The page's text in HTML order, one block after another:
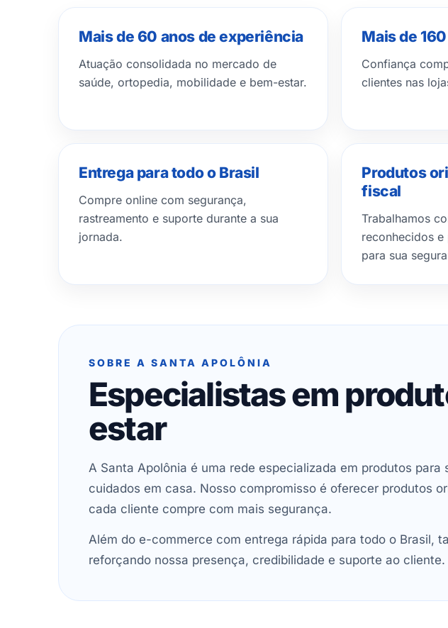
Mais de 60 anos de experiência
Atuação consolidada no mercado de
saúde, ortopedia, mobilidade e bem-estar.
Mais de
Confiança
clientes nas
Entrega para todo o Brasil
Compre online com segurança,
rastreamento e suporte durante a sua
jornada.
Produtos
fiscal
Trabalhamos
reconhecidos
para sua
SOBRE A SANTA APOLÔNIA
Especialistas em
estar
A Santa Apolônia é uma rede especializada em produtos
cuidados em casa. Nosso compromisso é oferecer produtos
cada cliente compre com mais segurança.
Além do e-commerce com entrega rápida para todo o Brasil,
reforçando nossa presença, credibilidade e suporte ao cliente.